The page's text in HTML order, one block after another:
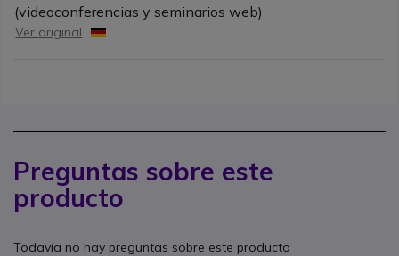
(videoconferencias y seminarios web)
Ver original
Preguntas sobre este
producto
Todavía no hay preguntas sobre este producto